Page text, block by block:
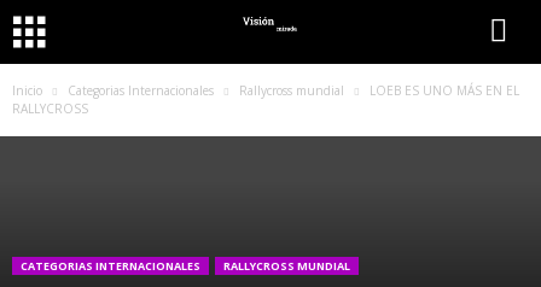
Inicio Categorias Internacionales Rallycross mundial
LOEB ES UNO MÁS EN EL
RALLYCROSS
CATEGORIAS INTERNACIONALES RALLYCROSS MUNDIAL